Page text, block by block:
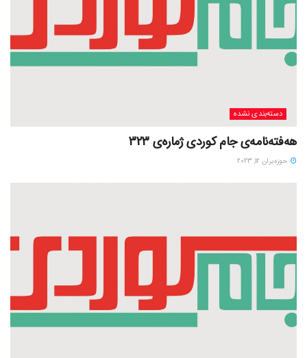
دسته‌بندی نشده
هەفتەنامەی جام کوردی ژمارەی 323
حوزه‌یران 12, 2023